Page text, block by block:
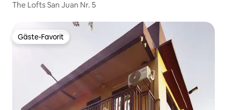
The Lofts San Juan Nr. 5
Gäste-Favorit
Gäste-Favorit